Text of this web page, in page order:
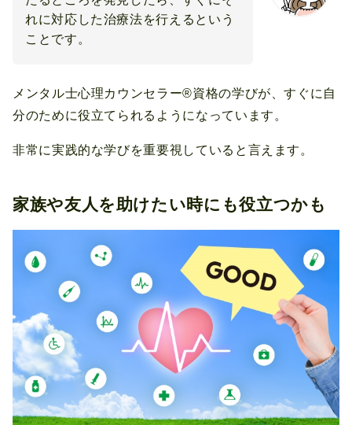
れに対応した治療法を行えるという
ことです。
メンタル士心理カウンセラー®資格の学びが、すぐに自
分のために役立てられるようになっています。
非常に実践的な学びを重要視していると言えます。
家族や友人を助けたい時にも役立つかも